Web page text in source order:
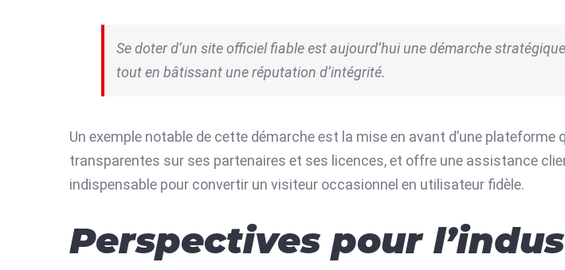
Se doter d’un site officiel fiable est aujourd’hui une démarche
tout en bâtissant une réputation d’intégrité.
Un exemple notable de cette démarche est la mise en avant d’une
transparentes sur ses partenaires et ses licences, et offre une assistance
indispensable pour convertir un visiteur occasionnel en utilisateur fidèle.
Perspectives pour